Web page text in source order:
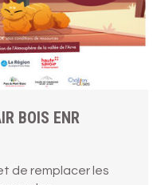
BOIS ENR
de remplacer les